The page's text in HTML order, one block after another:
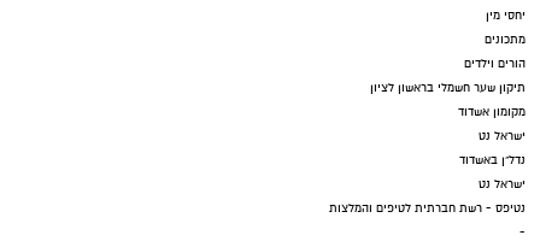
יחסי מין
מתכונים
הורים וילדים
תיקון שער חשמלי בראשון לציון
מקומון אשדוד
ישראל נט
נדל"ן באשדוד
ישראל נט
נטיפס - רשת חברתית לטיפים והמלצות
-